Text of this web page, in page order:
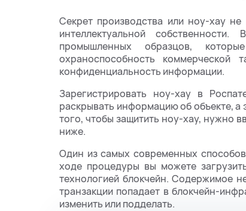
Секрет производства или ноу-хау
интеллектуальной
промышленных образцов,
охраноспособность коммерческой
конфиденциальность информации.
Зарегистрировать ноу-хау в
раскрывать информацию об объекте,
того, чтобы защитить ноу-хау, нужно
ниже.
Один из самых современных
ходе процедуры вы можете
технологией блокчейн. Содержимое
транзакции попадает в блокчейн-
изменить или подделать.